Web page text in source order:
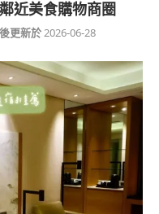
近美食購物商圈
更新於2026-06-28